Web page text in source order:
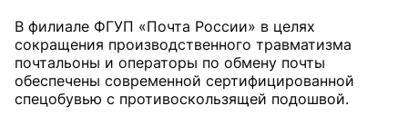
В филиале ФГУП «Почта России» в целях
сокращения производственного травматизма
почтальоны и операторы по обмену почты
обеспечены современной сертифицированной
спецобувью с противоскользящей подошвой.